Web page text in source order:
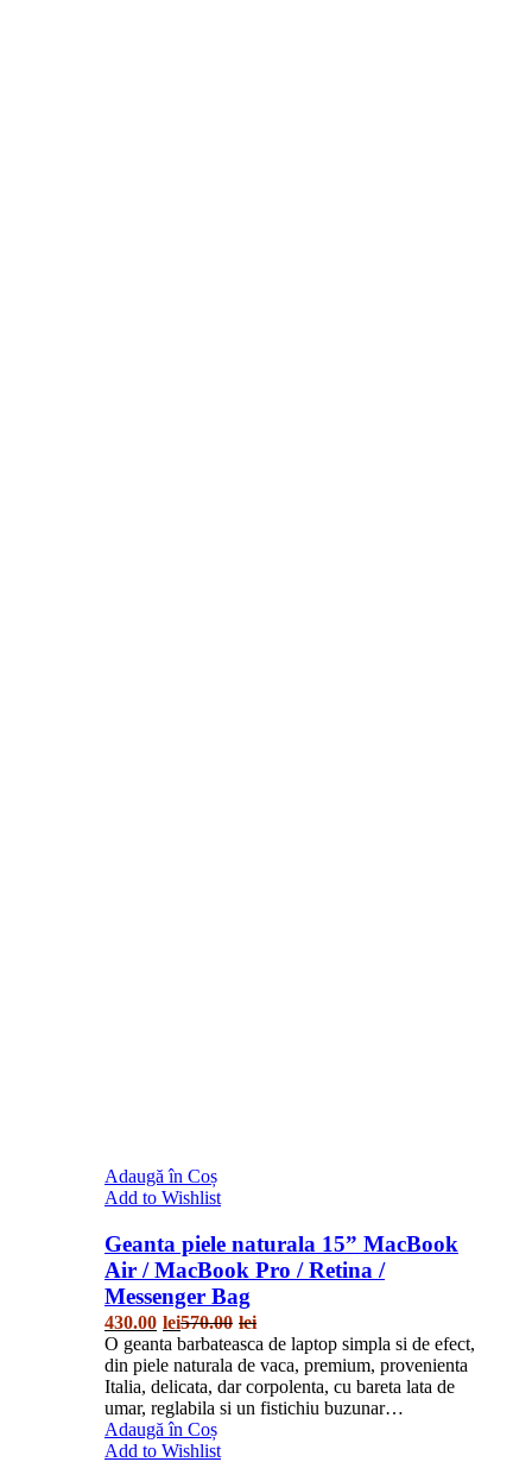
Adaugă în Coș
Add to Wishlist
Geanta piele naturala 15” MacBook
Air / MacBook Pro / Retina /
Messenger Bag
430.00 lei570.00 lei
O geanta barbateasca de laptop simpla si de efect,
din piele naturala de vaca, premium, provenienta
Italia, delicata, dar corpolenta, cu bareta lata de
umar, reglabila si un fistichiu buzunar…
Adaugă în Coș
Add to Wishlist